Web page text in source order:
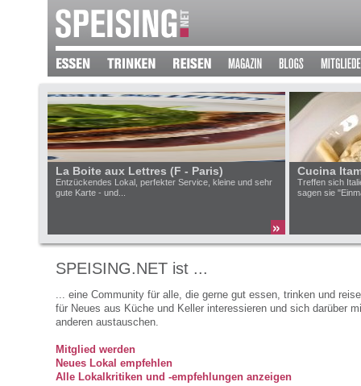
La Boite aux Lettres (F - Paris)
Entzückendes Lokal, perfekter Service, kleine und sehr
gute Karte - und...
Cucina
Treffen sich
sagen sie
SPEISING.NET ist ...
... eine Community für alle, die gerne gut essen, trinken und
für Neues aus Küche und Keller interessieren und sich darüber
anderen austauschen.
Mitglied werden
Neues Lokal empfehlen
Alle Lokalkritiken und -empfehlungen anzeigen